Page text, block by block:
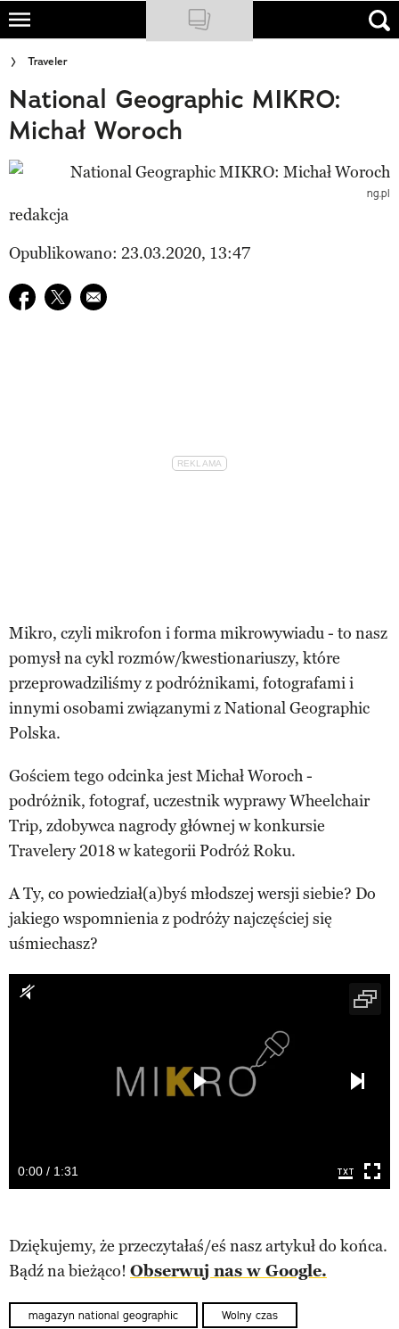
Skip
main
content
NATIONAL GEOGRAPHIC
TRAVELER
PODCASTY
Sklep
Newsletter
Cuda Polski
Wielki Konkurs Fotograficzny
Traveler
National Geographic MIKRO:
Michał Woroch
ng.pl
redakcja
Opublikowano: 23.03.2020, 13:47
Udostępnij na facebook
Udostępnij na twitter
E-mail do przyjaciela
Mikro, czyli mikrofon i forma mikrowywiadu - to nasz
pomysł na cykl rozmów/kwestionariuszy, które
przeprowadziliśmy z podróżnikami, fotografami i
innymi osobami związanymi z National Geographic
Polska.
Gościem tego odcinka jest Michał Woroch -
podróżnik, fotograf, uczestnik wyprawy Wheelchair
Trip, zdobywca nagrody głównej w konkursie
Travelery 2018 w kategorii Podróż Roku.
A Ty, co powiedział(a)byś młodszej wersji siebie? Do
jakiego wspomnienia z podróży najczęściej się
uśmiechasz?
0:00 / 1:31
Dziękujemy, że przeczytałaś/eś nasz artykuł do końca.
Bądź na bieżąco! Obserwuj nas w Google.
magazyn national geographic Wolny czas